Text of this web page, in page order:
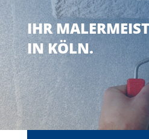
IHR
IN KÖLN.